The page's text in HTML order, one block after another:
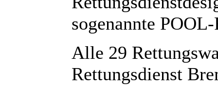
sogenannte
Alle 29
Rettungsdienst